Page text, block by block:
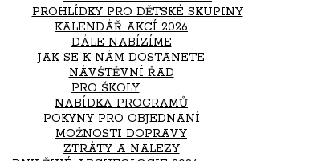
PROHLÍDKY PRO DĚTSKÉ SKUPINY
KALENDÁŘ AKCÍ 2026
DÁLE NABÍZÍME
JAK SE K NÁM DOSTANETE
NÁVŠTĚVNÍ ŘÁD
PRO ŠKOLY
NABÍDKA PROGRAMŮ
POKYNY PRO OBJEDNÁNÍ
MOŽNOSTI DOPRAVY
ZTRÁTY A NÁLEZY